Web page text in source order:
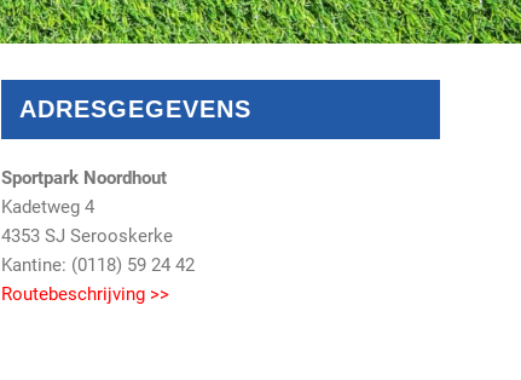
ADRESGEGEVENS
Sportpark Noordhout
Kadetweg 4
4353 SJ Serooskerke
Kantine: (0118) 59 24 42
Routebeschrijving >>